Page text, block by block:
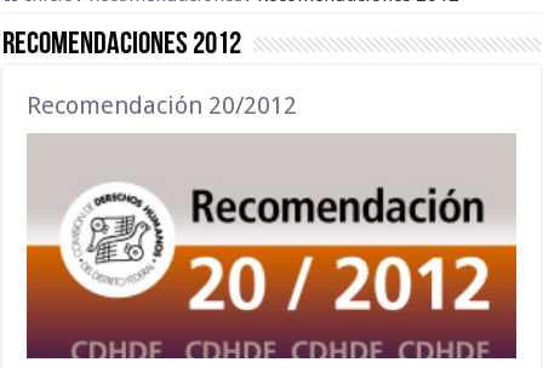
Recomendaciones 2012
Recomendación 20/2012